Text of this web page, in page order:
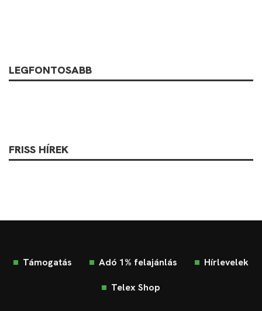
LEGFONTOSABB
FRISS HÍREK
Támogatás Adó 1% felajánlás Hírlevelek
Telex Shop